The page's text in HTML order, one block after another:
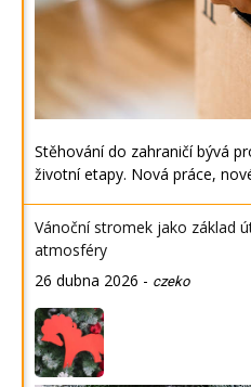
Stěhování do zahraničí bývá
životní etapy. Nová práce,
Vánoční stromek jako základ
atmosféry
26 dubna 2026 - czeko